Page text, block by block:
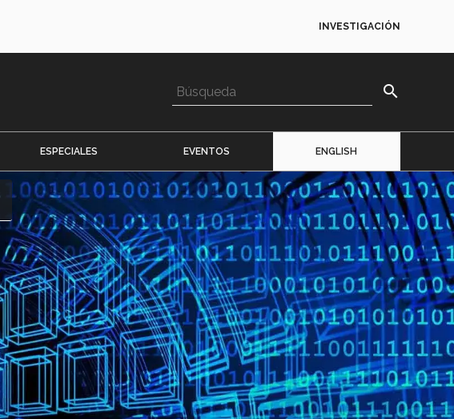
INVESTIGACIÓN
search
ESPECIALES EVENTOS ENGLISH